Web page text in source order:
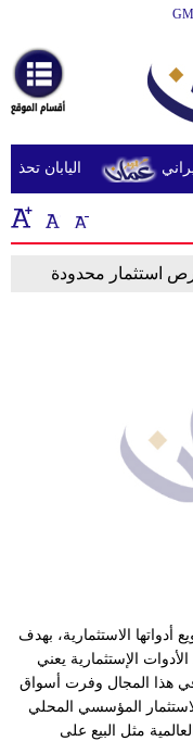
أخبارعاجلة
رياضة
ثقافة
إقتصاد
إعلام
تعليم
اليابان
استثمار محدودة
الاستثمارية، بهدف
الإستثمارية يعني
هذا المجال وفرت أسواق
المؤسسي المحلي
مثل البيع على